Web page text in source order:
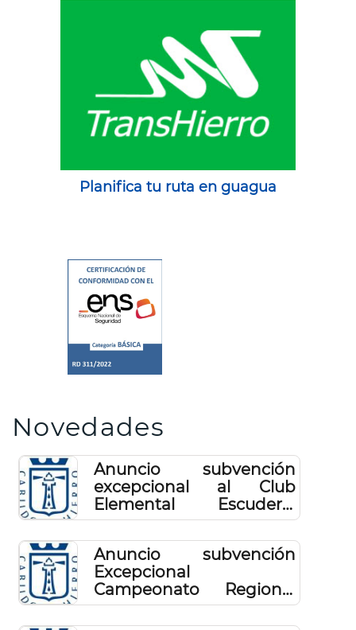
Planifica tu ruta en guagua
Novedades
Anuncio subvención
excepcional al Club
Elemental Escuderia
Hierro Sur, para la
organización de dos
pruebas automovilísticas,
año 2025
Anuncio subvención
Excepcional
Campeonato Regional
de bádminton, prueba
del circuito Regional